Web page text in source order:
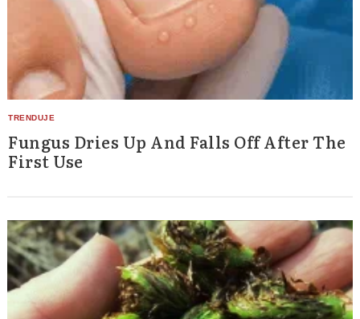
Fungus Dries Up And Falls Off After The
First Use
for: